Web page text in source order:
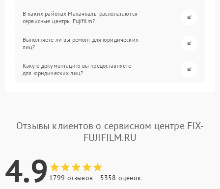
В каких районах Махачкалы располагаются
сервисные центры Fujifilm?
Выполняете ли вы ремонт для юридических
лиц?
Какую документацию вы предоставляете
для юридических лиц?
Отзывы клиентов о сервисном центре FIX-
FUJIFILM.RU
4.9 1799 отзывов 5358 оценок